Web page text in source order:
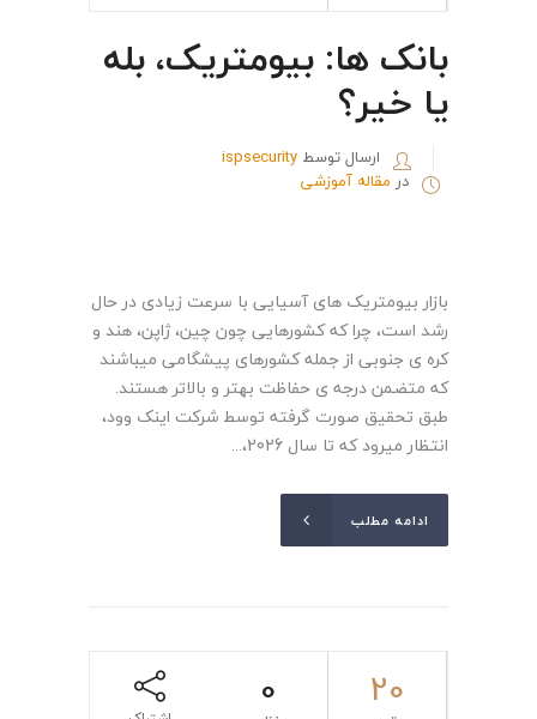
بانک ها: بیومتریک، بله
یا خیر؟
ارسال توسط ispsecurity
در مقاله آموزشی
بازار بیومتریک های آسیایی با سرعت زیادی در حال
رشد است، چرا که کشورهایی چون چین، ژاپن، هند و
کره ی جنوبی از جمله کشورهای پیشگامی میباشند
که متضمن درجه ی حفاظت بهتر و بالاتر هستند.
طبق تحقیق صورت گرفته توسط شرکت اینک وود،
انتظار میرود که تا سال 2026،...
ادامه مطلب
20
0